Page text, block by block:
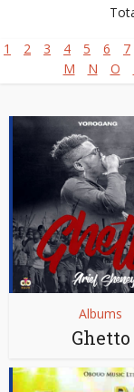
1 2 3 4 5 6 7
M
N O
Albums
Ghetto